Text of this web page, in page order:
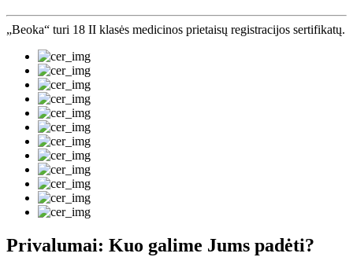
„Beoka“ turi 18 II klasės medicinos prietaisų registracijos sertifikatų.
Privalumai: Kuo galime Jums padėti?